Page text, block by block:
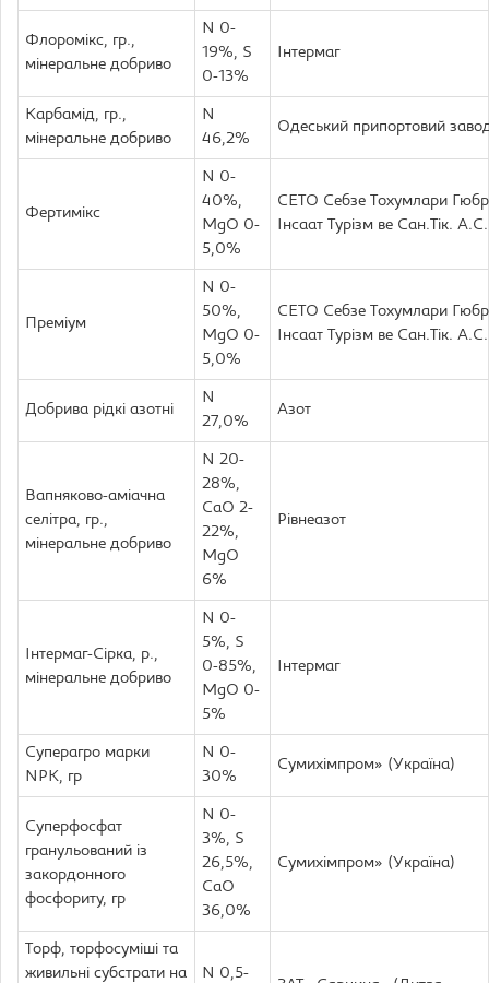
Флоромікс, гр.,
мінеральне добриво
N 0-
19%, S
0-13%
Інтермаг
Карбамід, гр.,
мінеральне добриво
N
46,2%
Одеський припортовий
Фертимікс
N 0-
40%,
MgO 0-
5,0%
СЕТО Себзе Тохумлари
Інсаат Турізм ве Сан.Тік. А.С.
Преміум
N 0-
50%,
MgO 0-
5,0%
СЕТО Себзе Тохумлари
Інсаат Турізм ве Сан.Тік. А.С.
Добрива рідкі азотні
N
27,0%
Азот
Вапняково-аміачна
селітра, гр.,
мінеральне добриво
N 20-
28%,
CaO 2-
22%,
MgO
6%
Рівнеазот
Інтермаг-Сірка, р.,
мінеральне добриво
N 0-
5%, S
0-85%,
MgO 0-
5%
Інтермаг
Суперагро марки
NPK, гр
N 0-
30%
Сумихімпром» (Україна)
Суперфосфат
гранульований із
закордонного
фосфориту, гр
N 0-
3%, S
26,5%,
CaO
36,0%
Сумихімпром» (Україна)
Торф, торфосуміші та
живильні субстрати на
N 0,5-